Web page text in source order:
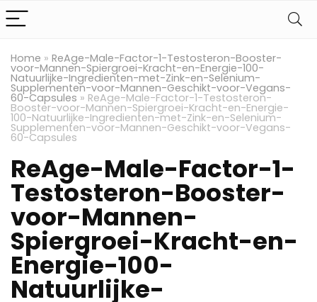
Home » ReAge-Male-Factor-1-Testosteron-Booster-
voor-Mannen-Spiergroei-Kracht-en-Energie-100-
Natuurlijke-Ingredienten-met-Zink-en-Selenium-
Supplementen-voor-Mannen-Geschikt-voor-Vegans-
60-Capsules » ReAge-Male-Factor-1-Testosteron-
Booster-voor-Mannen-Spiergroei-Kracht-en-Energie-
100-Natuurlijke-Ingredienten-met-Zink-en-Selenium-
Supplementen-voor-Mannen-Geschikt-voor-Vegans-
60-Capsules
ReAge-Male-Factor-1-
Testosteron-Booster-
voor-Mannen-
Spiergroei-Kracht-en-
Energie-100-
Natuurlijke-